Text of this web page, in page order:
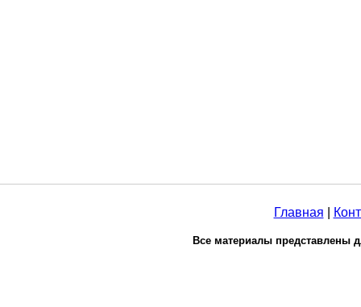
Главная
Все материалы представлены